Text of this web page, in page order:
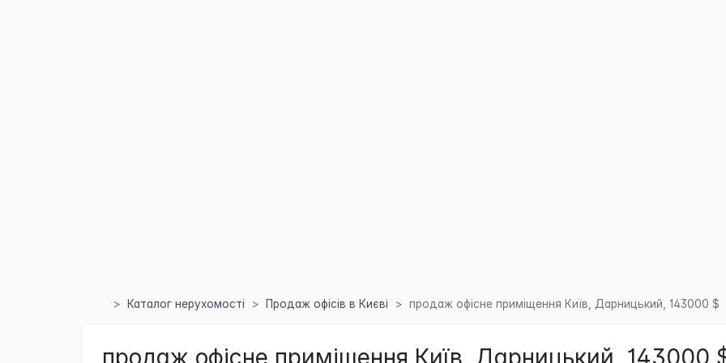
Каталог нерухомості Продаж офісів в Києві продаж офісне приміщення Київ, Дарницький, 143000 $
продаж офісне приміщення Київ, Дарницький, 143000